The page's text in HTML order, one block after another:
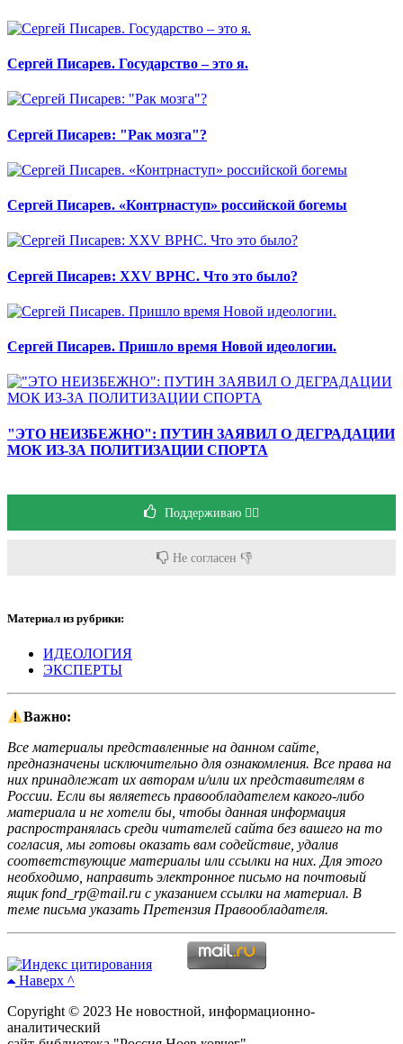
Сергей Писарев. Государство – это я.
Сергей Писарев: "Рак мозга"?
Сергей Писарев. «Контрнаступ» российской богемы
Сергей Писарев: XXV ВРНС. Что это было?
Сергей Писарев. Пришло время Новой идеологии.
"ЭТО НЕИЗБЕЖНО": ПУТИН ЗАЯВИЛ О ДЕГРАДАЦИИ
МОК ИЗ-ЗА ПОЛИТИЗАЦИИ СПОРТА
Поддерживаю 👍🏻
Не согласен 👎
Материал из рубрики:
ИДЕОЛОГИЯ
ЭКСПЕРТЫ
Важно:
Все материалы представленные на данном сайте,
предназначены исключительно для ознакомления. Все права на
них принадлежат их авторам и/или их представителям в
России. Если вы являетесь правообладателем какого-либо
материала и не хотели бы, чтобы данная информация
распространялась среди читателей сайта без вашего на то
согласия, мы готовы оказать вам содействие, удалив
соответствующие материалы или ссылки на них. Для этого
необходимо, направить электронное письмо на почтовый
ящик fond_rp@mail.ru с указанием ссылки на материал. В
теме письма указать Претензия Правообладателя.
Наверх ^
Copyright © 2023 Не новостной, информационно-
аналитический